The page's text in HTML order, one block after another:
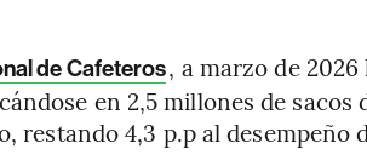
de Cafeteros, a marzo de
en 2,5 millones de
restando 4,3 p.p al desempeño